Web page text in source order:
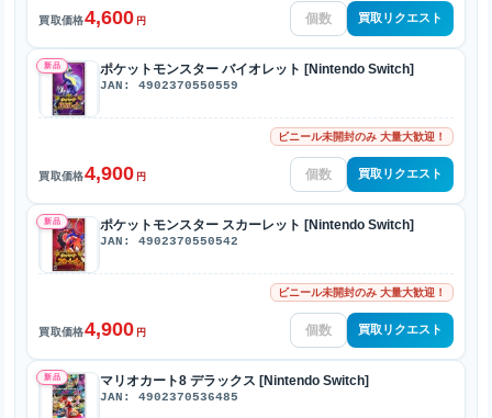
買取価格4,600 円 買取リクエスト
新品 ポケットモンスター バイオレット [Nintendo Switch]
JAN: 4902370550559
ビニール未開封のみ 大量大歓迎！
買取価格4,900 円 買取リクエスト
新品 ポケットモンスター スカーレット [Nintendo Switch]
JAN: 4902370550542
ビニール未開封のみ 大量大歓迎！
買取価格4,900 円 買取リクエスト
新品 マリオカート8 デラックス [Nintendo Switch]
JAN: 4902370536485